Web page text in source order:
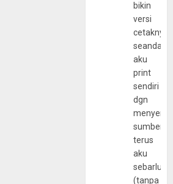
bikin
versi
cetaknya
aku
print
sendiri
dgn
sumber
terus
aku
(tanpa